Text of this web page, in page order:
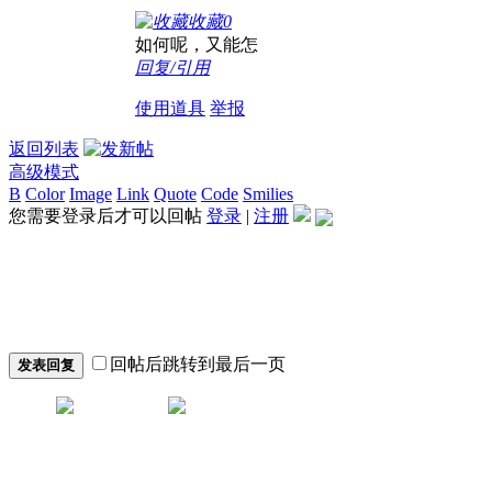
收藏0
如何呢，又能怎
回复/引用
使用道具 举报
返回列表
高级模式
B Color Image Link Quote Code Smilies
您需要登录后才可以回帖 登录 | 注册
发表回复 回帖后跳转到最后一页